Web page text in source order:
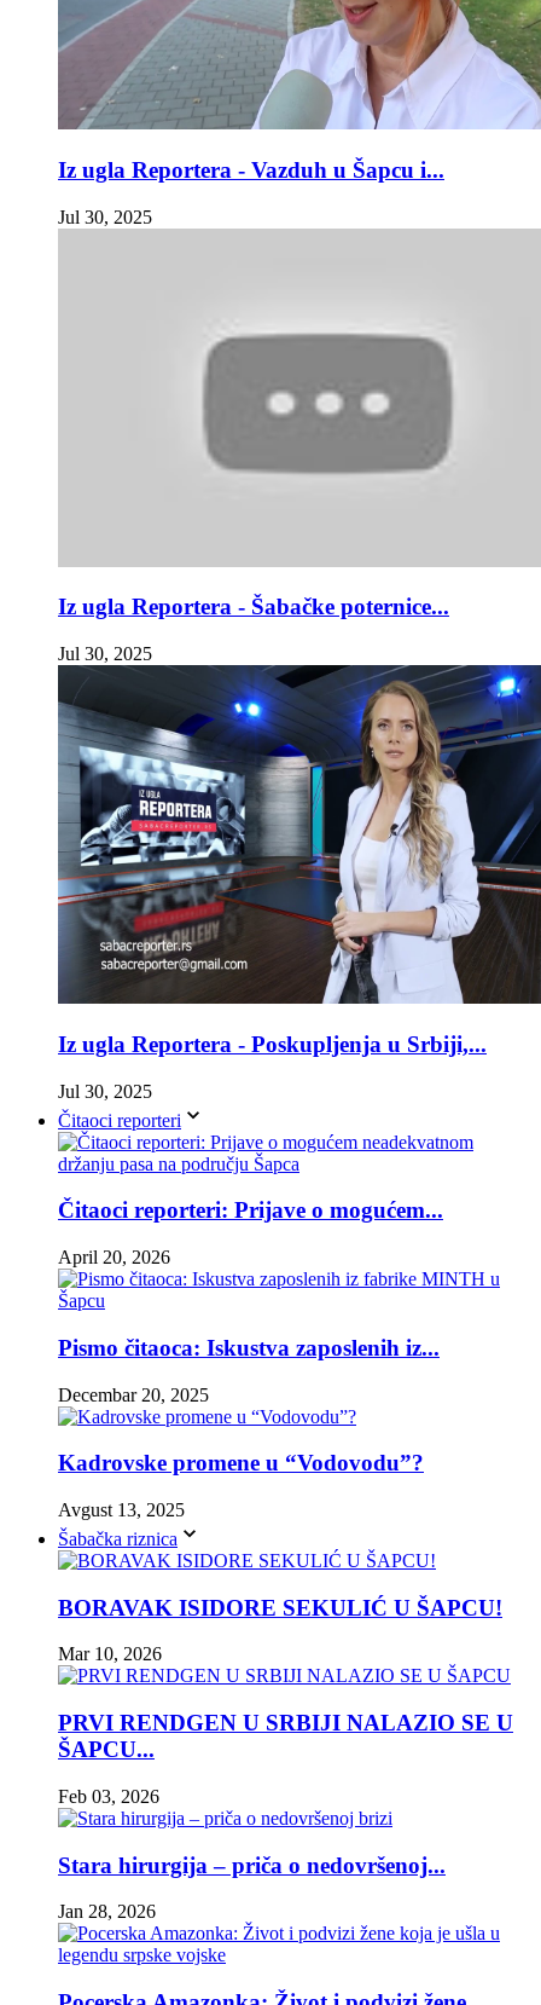
Iz ugla Reportera - Vazduh u Šapcu i...
Jul 30, 2025
Iz ugla Reportera - Šabačke poternice...
Jul 30, 2025
Iz ugla Reportera - Poskupljenja u Srbiji,...
Jul 30, 2025
Čitaoci reporteri
Čitaoci reporteri: Prijave o mogućem...
April 20, 2026
Pismo čitaoca: Iskustva zaposlenih iz...
Decembar 20, 2025
Kadrovske promene u “Vodovodu”?
Avgust 13, 2025
Šabačka riznica
BORAVAK ISIDORE SEKULIĆ U ŠAPCU!
Mar 10, 2026
PRVI RENDGEN U SRBIJI NALAZIO SE U
ŠAPCU...
Feb 03, 2026
Stara hirurgija – priča o nedovršenoj...
Jan 28, 2026